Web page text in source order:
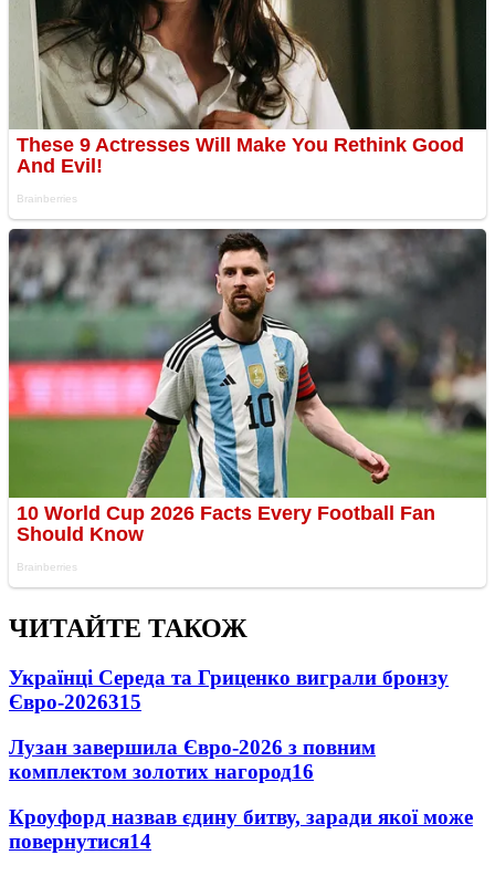
ЧИТАЙТЕ ТАКОЖ
Українці Середа та Гриценко виграли бронзу
Євро-2026315
Лузан завершила Євро-2026 з повним
комплектом золотих нагород16
Кроуфорд назвав єдину битву, заради якої може
повернутися14